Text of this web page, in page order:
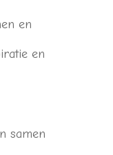
en
en
samen